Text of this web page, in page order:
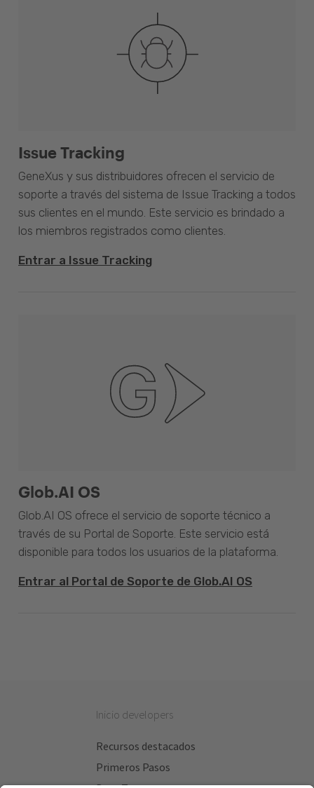
Issue Tracking
GeneXus y sus distribuidores ofrecen el servicio de
soporte a través del sistema de Issue Tracking a todos
sus clientes en el mundo. Este servicio es brindado a
los miembros registrados como clientes.
Entrar a Issue Tracking
Glob.AI OS
Glob.AI OS ofrece el servicio de soporte técnico a
través de su Portal de Soporte. Este servicio está
disponible para todos los usuarios de la plataforma.
Entrar al Portal de Soporte de Glob.AI OS
Inicio developers
Recursos destacados
Primeros Pasos